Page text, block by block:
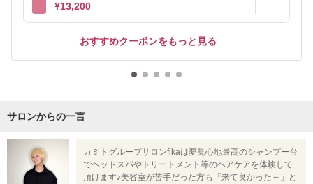
¥13,200
おすすめクーポンをもっと見る
サロンからの一言
カミトグループサロンfikaは夢見心地最高のシャンプー台
でヘッドスパやトリートメント等のヘアケアを体験して
頂けます♪美容室が苦手だった方も「来て良かった～」と